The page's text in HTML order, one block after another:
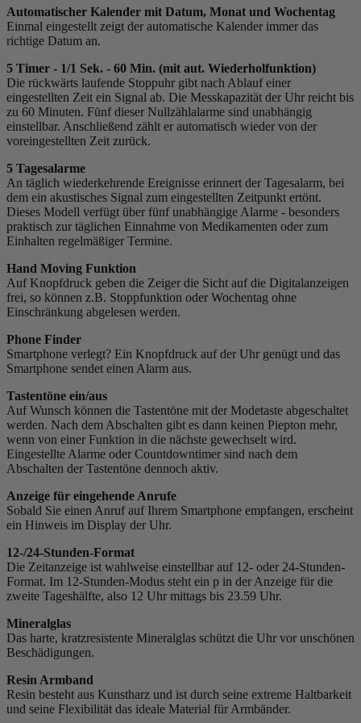
Automatischer Kalender mit Datum, Monat und Wochentag
Einmal eingestellt zeigt der automatische Kalender immer das
richtige Datum an.
5 Timer - 1/1 Sek. - 60 Min. (mit aut. Wiederholfunktion)
Die rückwärts laufende Stoppuhr gibt nach Ablauf einer
eingestellten Zeit ein Signal ab. Die Messkapazität der Uhr reicht bis
zu 60 Minuten. Fünf dieser Nullzählalarme sind unabhängig
einstellbar. Anschließend zählt er automatisch wieder von der
voreingestellten Zeit zurück.
5 Tagesalarme
An täglich wiederkehrende Ereignisse erinnert der Tagesalarm, bei
dem ein akustisches Signal zum eingestellten Zeitpunkt ertönt.
Dieses Modell verfügt über fünf unabhängige Alarme - besonders
praktisch zur täglichen Einnahme von Medikamenten oder zum
Einhalten regelmäßiger Termine.
Hand Moving Funktion
Auf Knopfdruck geben die Zeiger die Sicht auf die Digitalanzeigen
frei, so können z.B. Stoppfunktion oder Wochentag ohne
Einschränkung abgelesen werden.
Phone Finder
Smartphone verlegt? Ein Knopfdruck auf der Uhr genügt und das
Smartphone sendet einen Alarm aus.
Tastentöne ein/aus
Auf Wunsch können die Tastentöne mit der Modetaste abgeschaltet
werden. Nach dem Abschalten gibt es dann keinen Piepton mehr,
wenn von einer Funktion in die nächste gewechselt wird.
Eingestellte Alarme oder Countdowntimer sind nach dem
Abschalten der Tastentöne dennoch aktiv.
Anzeige für eingehende Anrufe
Sobald Sie einen Anruf auf Ihrem Smartphone empfangen, erscheint
ein Hinweis im Display der Uhr.
12-/24-Stunden-Format
Die Zeitanzeige ist wahlweise einstellbar auf 12- oder 24-Stunden-
Format. Im 12-Stunden-Modus steht ein p in der Anzeige für die
zweite Tageshälfte, also 12 Uhr mittags bis 23.59 Uhr.
Mineralglas
Das harte, kratzresistente Mineralglas schützt die Uhr vor unschönen
Beschädigungen.
Resin Armband
Resin besteht aus Kunstharz und ist durch seine extreme Haltbarkeit
und seine Flexibilität das ideale Material für Armbänder.